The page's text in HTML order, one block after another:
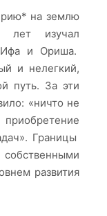
на землю
изучал
Ифа и Ориша.
и нелегкий,
путь. За эти
«ничто не
Границы
развития